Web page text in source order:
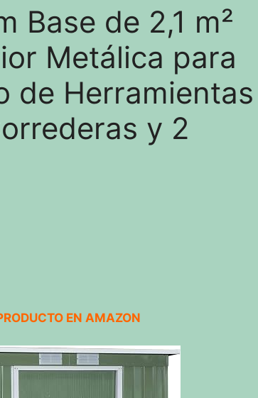
Base de 2,1 m²
Metálica para
de Herramientas
y 2
EN AMAZON